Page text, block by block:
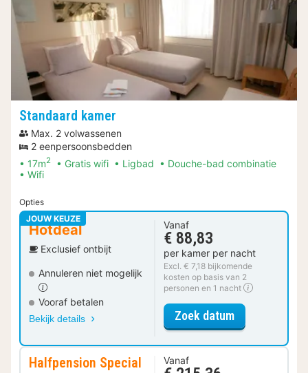
Standaard kamer
Max. 2 volwassenen
2 eenpersoonsbedden
17m2 Gratis wifi Ligbad
Douche-bad combinatie
Wifi
Opties
JOUW KEUZE
Hotdeal
Exclusief ontbijt
Annuleren niet mogelijk
Vooraf betalen
Bekijk details
Vanaf
€ 88,83
per kamer per nacht
Excl. € 7,18 bijkomende
kosten op basis van 2
personen en 1 nacht
Zoek datumvoor
Halfpension Special Vanaf